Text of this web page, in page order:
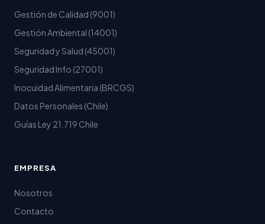
Gestión de Calidad (9001)
Gestión Ambiental (14001)
Seguridad y Salud (45001)
Seguridad Info (27001)
Inocuidad Alimentaria (BRCGS)
Datos Personales (Chile)
Guías Ley 21.719 Chile
EMPRESA
Nosotros
Contacto